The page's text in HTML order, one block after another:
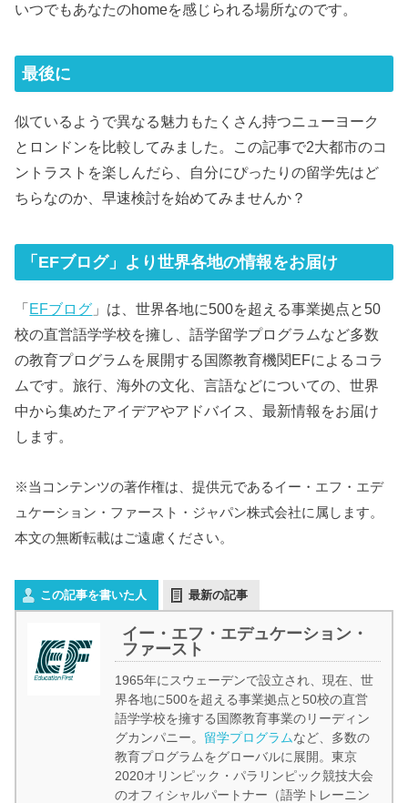
いつでもあなたのhomeを感じられる場所なのです。
最後に
似ているようで異なる魅力もたくさん持つニューヨーク
とロンドンを比較してみました。この記事で2大都市のコ
ントラストを楽しんだら、自分にぴったりの留学先はど
ちらなのか、早速検討を始めてみませんか？
「EFブログ」より世界各地の情報をお届け
「 EFブログ 」は、世界各地に500を超える事業拠点と50
校の直営語学学校を擁し、語学留学プログラムなど多数
の教育プログラムを展開する国際教育機関EFによるコラ
ムです。旅行、海外の文化、言語などについての、世界
中から集めたアイデアやアドバイス、最新情報をお届け
します。
※当コンテンツの著作権は、提供元であるイー・エフ・エデ
ュケーション・ファースト・ジャパン株式会社に属します。
本文の無断転載はご遠慮ください。
この記事を書いた人 最新の記事
イー・エフ・エデュケーション・
ファースト
1965年にスウェーデンで設立され、現在、世
界各地に500を超える事業拠点と50校の直営
語学学校を擁する国際教育事業のリーディン
グカンパニー。 留学プログラムなど、多数の
教育プログラムをグローバルに展開。東京
2020オリンピック・パラリンピック競技大会
のオフィシャルパートナー（語学トレーニン